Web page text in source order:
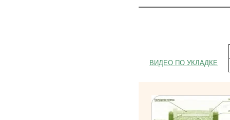
ВИДЕО ПО УКЛАДКЕ